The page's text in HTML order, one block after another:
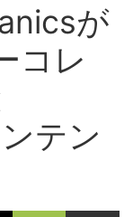
が
コレ
テン